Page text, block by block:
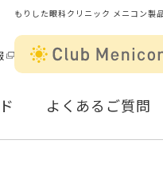
もりした眼科クリニック メニコン
よくあるご質問